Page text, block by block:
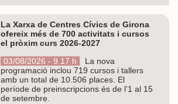
La Xarxa de Centres Cívics de Girona
ofereix més de 700 activitats i cursos
el pròxim curs 2026-2027
03/08/2026 - 9.17 h
La nova
programació inclou 719 cursos i tallers
amb un total de 10.506 places. El
període de preinscripcions és de l’1 al 15
de setembre.